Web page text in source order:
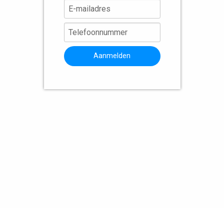
Aanmelden